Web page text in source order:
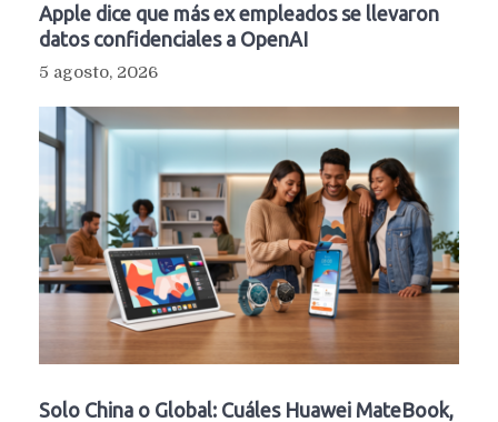
Apple dice que más ex empleados se llevaron
datos confidenciales a OpenAI
5 agosto, 2026
Solo China o Global: Cuáles Huawei MateBook,